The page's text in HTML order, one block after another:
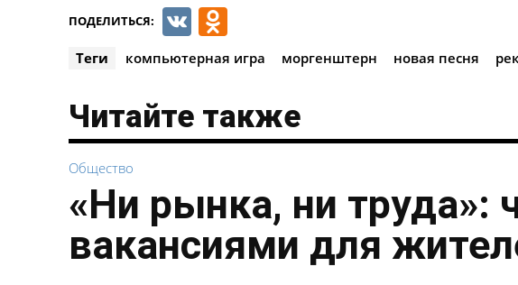
ПОДЕЛИТЬСЯ: VK
Теги компьютерная игра моргенштерн новая песня
Читайте также
Общество
«Ни рынка, ни труда»:
вакансиями для